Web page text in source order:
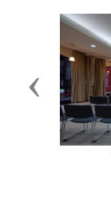
Previous